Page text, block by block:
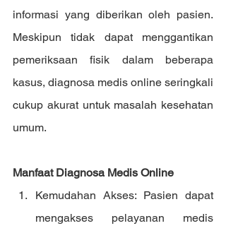
informasi yang diberikan oleh pasien.
Meskipun tidak dapat menggantikan
pemeriksaan fisik dalam beberapa
kasus, diagnosa medis online seringkali
cukup akurat untuk masalah kesehatan
umum.
Manfaat Diagnosa Medis Online
Kemudahan Akses: Pasien dapat
mengakses pelayanan medis